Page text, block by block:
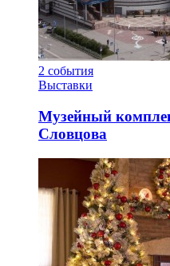
2 события
Выставки
Музейный
Словцова